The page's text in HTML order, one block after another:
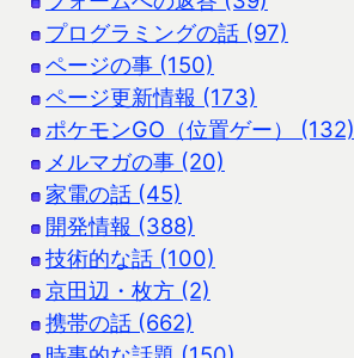
プログラミングの話 (97)
ページの事 (150)
ページ更新情報 (173)
ポケモンGO（位置ゲー） (132)
メルマガの事 (20)
家電の話 (45)
開発情報 (388)
技術的な話 (100)
京田辺・枚方 (2)
携帯の話 (662)